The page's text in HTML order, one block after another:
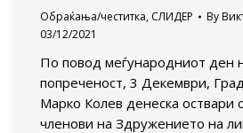
Обраќања/честитка, СЛИДЕР By
03/12/2021
По повод меѓународниот ден
попреченост, 3 Декември,
Марко Колев денеска оствари
членови на Здружението на